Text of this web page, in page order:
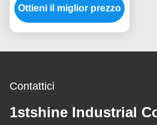
telecomando
intelligente per la fonte
Ottieni il miglior prezzo
Contattici
1stshine Industrial